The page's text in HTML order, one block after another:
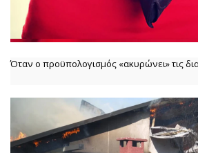
Όταν ο προϋπολογισμός «ακυρώνει» τις